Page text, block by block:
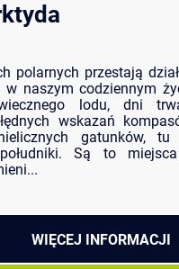
polarnych przestają
w naszym codziennym
lodu, dni
wskazań
gatunków,
Są to
WIĘCEJ INFORMACJI